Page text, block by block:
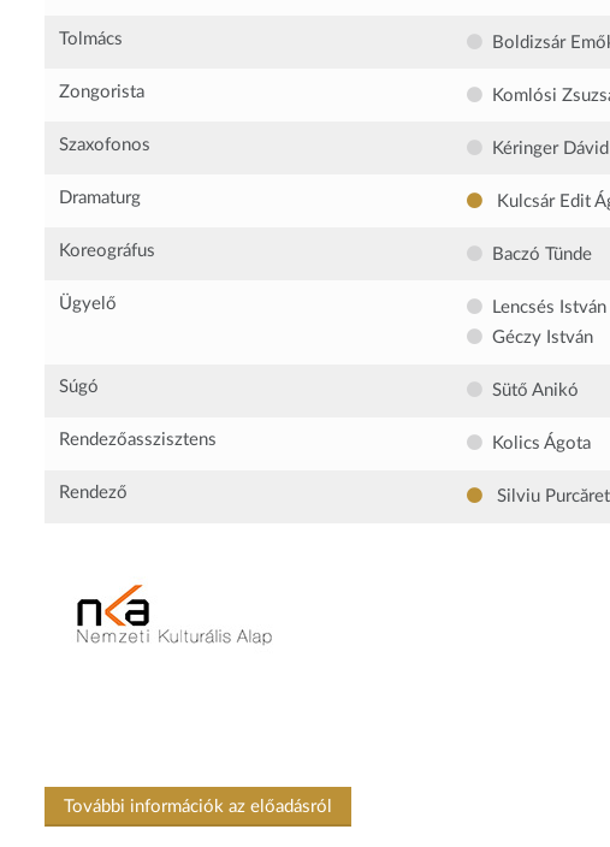
Tolmács Boldizsár
Zongorista Komlósi
Szaxofonos Kéringer Dávid
Dramaturg Kulcsár Edit
Koreográfus Baczó Tünde
Ügyelő
Lencsés István
Géczy István
Súgó Sütő Anikó
Rendezőasszisztens Kolics Ágota
Rendező Silviu
További információk az előadásról